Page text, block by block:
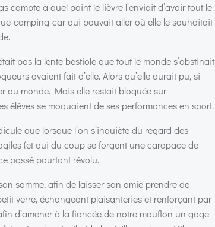
compte à quel point le lièvre l’enviait d’avoir tout le
camping-car qui pouvait aller où elle le souhaitait
pas la lente bestiole que tout le monde s’obstinait
avaient fait d’elle. Alors qu’elle aurait pu, si
au monde. Mais elle restait bloquée sur
élèves se moquaient de ses performances en sport.
que lorsque l’on s’inquiète du regard des
(et qui du coup se forgent une carapace de
passé pourtant révolu.
somme, afin de laisser son amie prendre de
verre, échangeant plaisanteries et renforçant par
d’amener à la fiancée de notre mouflon un gage